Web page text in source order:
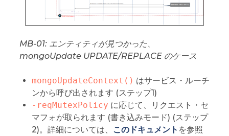
MB-01: エンティティが見つかった、
mongoUpdate UPDATE/REPLACE のケース
mongoUpdateContext() はサービス・ルーチ
ンから呼び出されます (ステップ1)
-reqMutexPolicy に応じて、リクエスト・セ
マフォが取られます (書き込みモード) (ステップ
2)。詳細については、
このドキュメント を参照